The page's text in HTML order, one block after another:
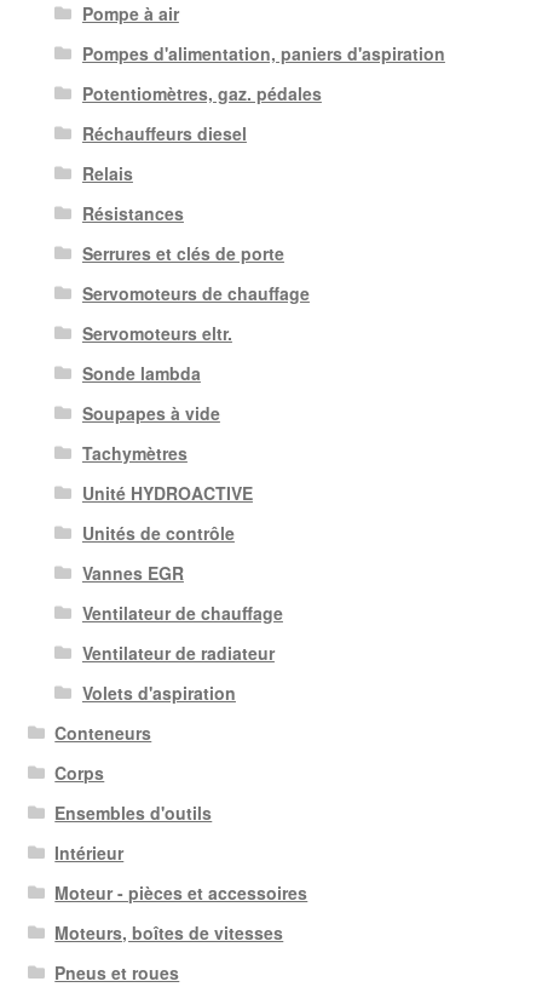
Pompe à air
Pompes d'alimentation, paniers d'aspiration
Potentiomètres, gaz. pédales
Réchauffeurs diesel
Relais
Résistances
Serrures et clés de porte
Servomoteurs de chauffage
Servomoteurs eltr.
Sonde lambda
Soupapes à vide
Tachymètres
Unité HYDROACTIVE
Unités de contrôle
Vannes EGR
Ventilateur de chauffage
Ventilateur de radiateur
Volets d'aspiration
Conteneurs
Corps
Ensembles d'outils
Intérieur
Moteur - pièces et accessoires
Moteurs, boîtes de vitesses
Pneus et roues